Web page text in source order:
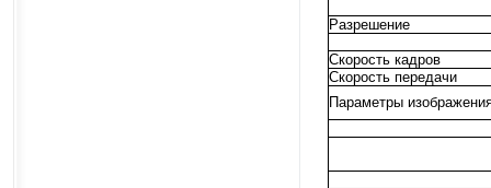
Разрешение
Скорость кадров
Скорость передачи
Параметры